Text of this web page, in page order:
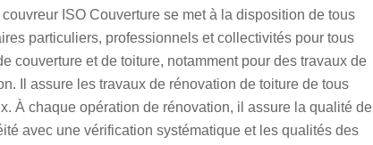
couvreur ISO Couverture se met à la disposition de tous
particuliers, professionnels et collectivités pour tous
couverture et de toiture, notamment pour des travaux de
Il assure les travaux de rénovation de toiture de tous
À chaque opération de rénovation, il assure la qualité de
avec une vérification systématique et les qualités des